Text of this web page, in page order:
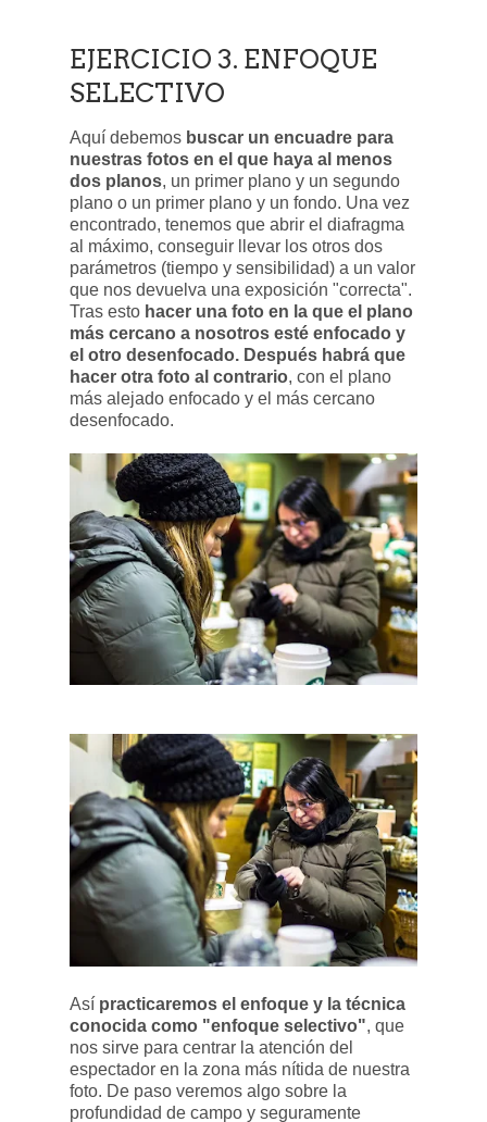
EJERCICIO 3. ENFOQUE
SELECTIVO
Aquí debemos buscar un encuadre para
nuestras fotos en el que haya al menos
dos planos, un primer plano y un segundo
plano o un primer plano y un fondo. Una vez
encontrado, tenemos que abrir el diafragma
al máximo, conseguir llevar los otros dos
parámetros (tiempo y sensibilidad) a un valor
que nos devuelva una exposición "correcta".
Tras esto hacer una foto en la que el plano
más cercano a nosotros esté enfocado y
el otro desenfocado. Después habrá que
hacer otra foto al contrario, con el plano
más alejado enfocado y el más cercano
desenfocado.
Así practicaremos el enfoque y la técnica
conocida como "enfoque selectivo", que
nos sirve para centrar la atención del
espectador en la zona más nítida de nuestra
foto. De paso veremos algo sobre la
profundidad de campo y seguramente